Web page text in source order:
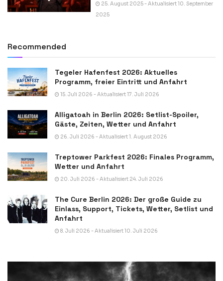
25. August 2025 - Aktualisiert 10. September
2025
Recommended
Tegeler Hafenfest 2026: Aktuelles
Programm, freier Eintritt und Anfahrt
15. Juli 2026 - Aktualisiert 17. Juli 2026
Alligatoah in Berlin 2026: Setlist-Spoiler,
Gäste, Zeiten, Wetter und Anfahrt
26. Juli 2026 - Aktualisiert 1. August 2026
Treptower Parkfest 2026: Finales Programm,
Wetter und Anfahrt
20. Juli 2026 - Aktualisiert 24. Juli 2026
The Cure Berlin 2026: Der große Guide zu
Einlass, Support, Tickets, Wetter, Setlist und
Anfahrt
8. Juli 2026 - Aktualisiert 10. Juli 2026